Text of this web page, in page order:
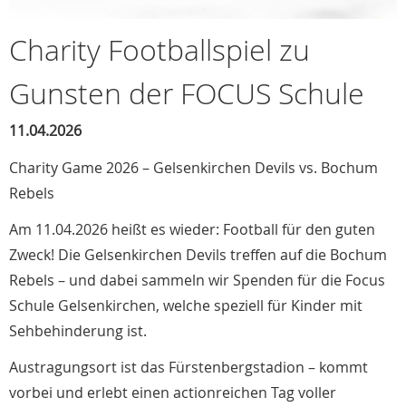
Charity Footballspiel zu
Gunsten der FOCUS Schule
11.04.2026
Charity Game 2026 – Gelsenkirchen Devils vs. Bochum
Rebels
Am 11.04.2026 heißt es wieder: Football für den guten
Zweck! Die Gelsenkirchen Devils treffen auf die Bochum
Rebels – und dabei sammeln wir Spenden für die Focus
Schule Gelsenkirchen, welche speziell für Kinder mit
Sehbehinderung ist.
Austragungsort ist das Fürstenbergstadion – kommt
vorbei und erlebt einen actionreichen Tag voller